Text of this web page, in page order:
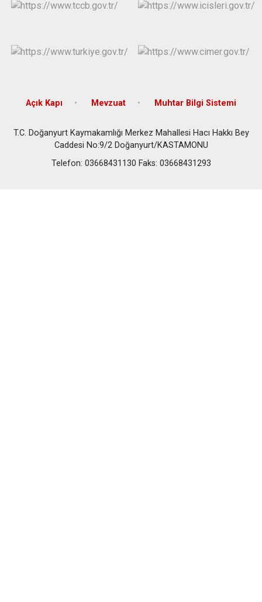
Açık Kapı Mevzuat Muhtar Bilgi Sistemi
T.C. Doğanyurt Kaymakamlığı Merkez Mahallesi Hacı Hakkı Bey
Caddesi No:9/2 Doğanyurt/KASTAMONU
Telefon: 03668431130 Faks: 03668431293